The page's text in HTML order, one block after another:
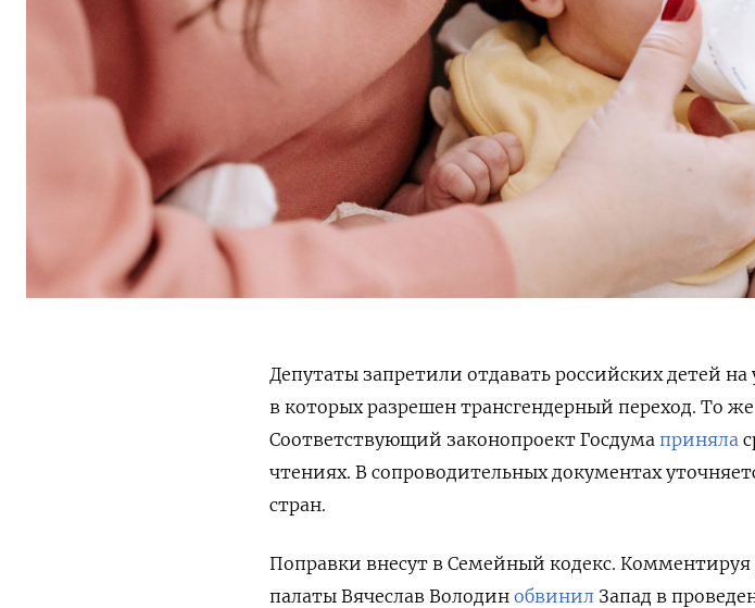
Депутаты запретили отдавать российских детей
в которых разрешен трансгендерный переход. То
Соответствующий законопроект Госдума приняла
чтениях. В сопроводительных документах
стран.
Поправки внесут в Семейный кодекс.
палаты Вячеслав Володин обвинил Запад в